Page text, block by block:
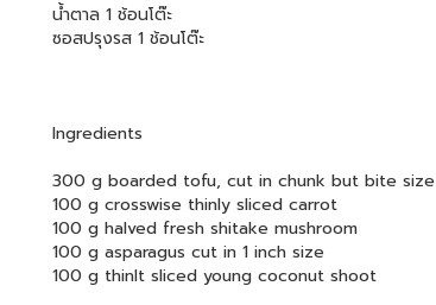
น้ำตาล 1 ช้อนโต๊ะ
ซอสปรุงรส 1 ช้อนโต๊ะ
Ingredients
300 g boarded tofu, cut in chunk but bite size
100 g crosswise thinly sliced carrot
100 g halved fresh shitake mushroom
100 g asparagus cut in 1 inch size
100 g thinlt sliced young coconut shoot